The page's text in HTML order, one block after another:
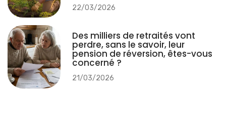
22/03/2026
Des milliers de retraités vont
perdre, sans le savoir, leur
pension de réversion, êtes-vous
concerné ?
21/03/2026